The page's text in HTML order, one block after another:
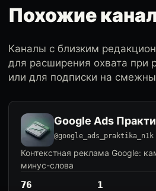
Похожие
Каналы с близким
для расширения охвата при
или для подписки на
Google Ads
@google_ads_praktika_n1k
Контекстная реклама Google:
минус-слова
76 1